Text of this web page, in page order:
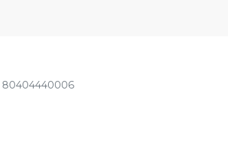
80404440006